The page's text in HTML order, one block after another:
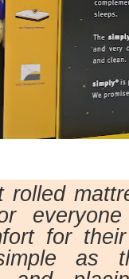
rolled
for
as